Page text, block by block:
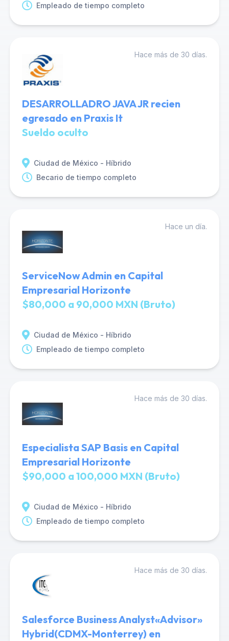
Empleado de tiempo completo
Hace más de 30 días.
DESARROLLADRO JAVA JR recien
egresado en Praxis It
Sueldo oculto
Ciudad de México - Híbrido
Becario de tiempo completo
Hace un día.
ServiceNow Admin en Capital
Empresarial Horizonte
$80,000 a 90,000 MXN (Bruto)
Ciudad de México - Híbrido
Empleado de tiempo completo
Hace más de 30 días.
Especialista SAP Basis en Capital
Empresarial Horizonte
$90,000 a 100,000 MXN (Bruto)
Ciudad de México - Híbrido
Empleado de tiempo completo
Hace más de 30 días.
Salesforce Business Analyst«Advisor»
Hybrid(CDMX-Monterrey) en